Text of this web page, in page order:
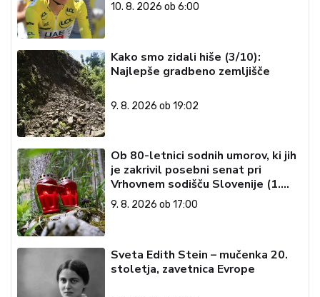
10. 8. 2026 ob 6:00
Kako smo zidali hiše (3/10):
Najlepše gradbeno zemljišče
9. 8. 2026 ob 19:02
Ob 80-letnici sodnih umorov, ki jih
je zakrivil posebni senat pri
Vrhovnem sodišču Slovenije (1.
del)
9. 8. 2026 ob 17:00
Sveta Edith Stein – mučenka 20.
stoletja, zavetnica Evrope